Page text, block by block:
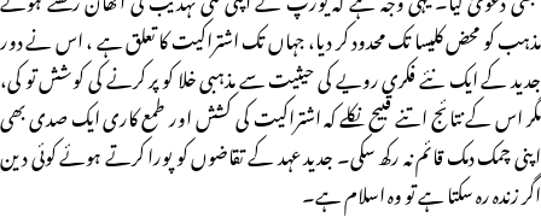
مذہب کو محض کلیسا تک محدود کر دیا، جہاں تک اشتراکیت کا تعلق ہے ، اس نے دور
جدید کے ایک نئے فکری رویے کی حیثیت سے مذہبی خلا کو پر کرنے کی کوشش تو کی،
مگر اس کے نتائج اتنے قبیح نکلے کہ اشتراکیت کی کشش اور طمع کاری ایک صدی بھی
اپنی چمک دمک قائم نہ رکھ سکی۔ جدید عہد کے تقاضوں کو پورا کرتے ہوئے کوئی دین
اگر زندہ رہ سکتا ہے تو وہ اسلام ہے۔